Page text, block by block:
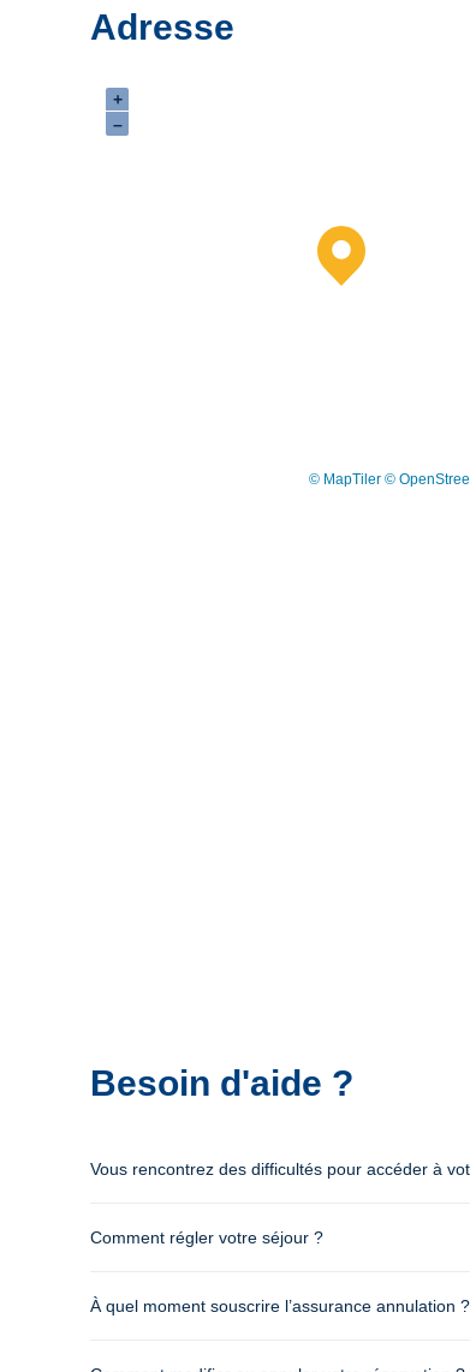
Adresse
+
–
© MapTiler ©
Besoin d'aide ?
Vous rencontrez des difficultés pour accéder à
Comment régler votre séjour ?
À quel moment souscrire l’assurance annulation ?